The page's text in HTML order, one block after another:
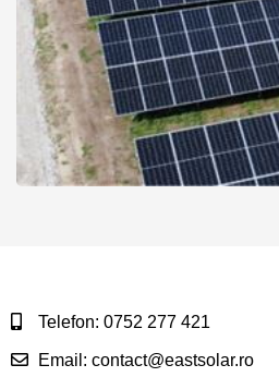
Telefon: 0752 277 421
Email: contact@eastsolar.ro